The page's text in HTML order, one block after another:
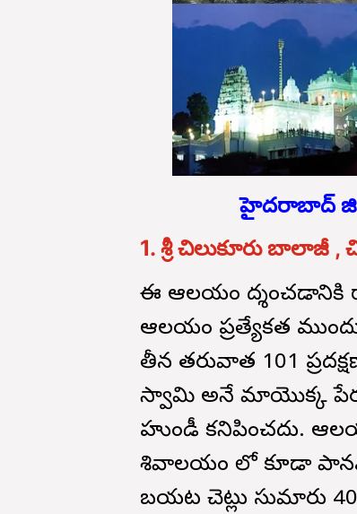
హైదరాబాద్
1. శ్రీ చిలుకూరు బాలాజీ ,
ఈ ఆలయం దర్శించడానికి
ఆలయం ప్రత్యేకత
తీరిన తరువాత 101
స్వామి అనే మారియొక్క
హుండీ కనిపించదు.
శివాలయం లో కూడా
బయట చెట్లు సుమారు